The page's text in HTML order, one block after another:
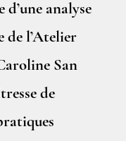
analyse
de l’Atelier
San
de